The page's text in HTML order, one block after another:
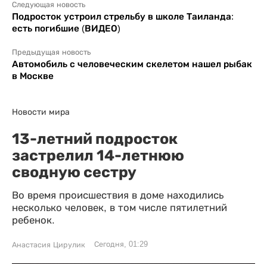
Следующая новость
Подросток устроил стрельбу в школе Таиланда:
есть погибшие (ВИДЕО)
Предыдущая новость
Автомобиль с человеческим скелетом нашел рыбак
в Москве
Новости мира
13-летний подросток
застрелил 14-летнюю
сводную сестру
Во время происшествия в доме находились
несколько человек, в том числе пятилетний
ребенок.
Анастасия Цирулик Сегодня, 01:29